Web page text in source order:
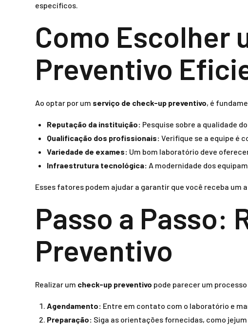
específicos.
Como Escolher
Preventivo
Ao optar por um serviço de check-up preventivo, é
Reputação da instituição: Pesquise sobre a qualidade
Qualificação dos profissionais: Verifique se a equipe é
Variedade de exames: Um bom laboratório deve
Infraestrutura tecnológica: A modernidade dos
Esses fatores podem ajudar a garantir que você receba um
Passo a Passo:
Preventivo
Realizar um check-up preventivo pode parecer um
Agendamento: Entre em contato com o laboratório e
Preparação: Siga as orientações fornecidas, como